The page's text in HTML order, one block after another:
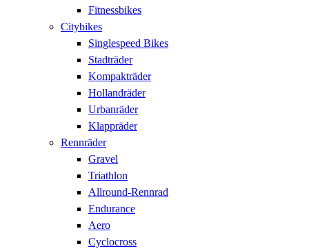
Fitnessbikes
Citybikes
Singlespeed Bikes
Stadträder
Kompakträder
Hollandräder
Urbanräder
Klappräder
Rennräder
Gravel
Triathlon
Allround-Rennrad
Endurance
Aero
Cyclocross